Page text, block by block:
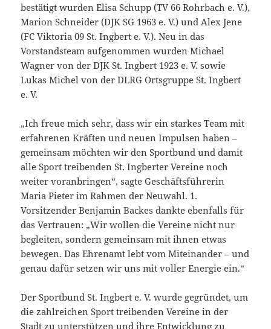
bestätigt wurden Elisa Schupp (TV 66 Rohrbach e. V.),
Marion Schneider (DJK SG 1963 e. V.) und Alex Jene
(FC Viktoria 09 St. Ingbert e. V.). Neu in das
Vorstandsteam aufgenommen wurden Michael
Wagner von der DJK St. Ingbert 1923 e. V. sowie
Lukas Michel von der DLRG Ortsgruppe St. Ingbert
e. V.
„Ich freue mich sehr, dass wir ein starkes Team mit
erfahrenen Kräften und neuen Impulsen haben –
gemeinsam möchten wir den Sportbund und damit
alle Sport treibenden St. Ingberter Vereine noch
weiter voranbringen“, sagte Geschäftsführerin
Maria Pieter im Rahmen der Neuwahl. 1.
Vorsitzender Benjamin Backes dankte ebenfalls für
das Vertrauen: „Wir wollen die Vereine nicht nur
begleiten, sondern gemeinsam mit ihnen etwas
bewegen. Das Ehrenamt lebt vom Miteinander – und
genau dafür setzen wir uns mit voller Energie ein.“
Der Sportbund St. Ingbert e. V. wurde gegründet, um
die zahlreichen Sport treibenden Vereine in der
Stadt zu unterstützen und ihre Entwicklung zu